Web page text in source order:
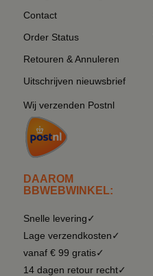
Contact
Order Status
Retouren & Annuleren
Uitschrijven nieuwsbrief
Wij verzenden Postnl
DAAROM
BBWEBWINKEL:
Snelle levering✓
Lage verzendkosten✓
vanaf € 99 gratis✓
14 dagen retour recht✓